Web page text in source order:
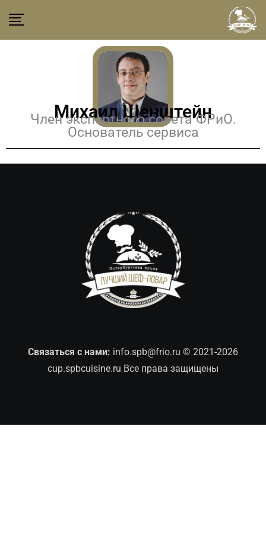
Михаил Шенштейн
Член экспертного совета ФРиО.
Основатель сервиса
Связаться с нами: info.spb@frio.ru © 2021-2026
cup.spbcuisine.ru Все права защищены